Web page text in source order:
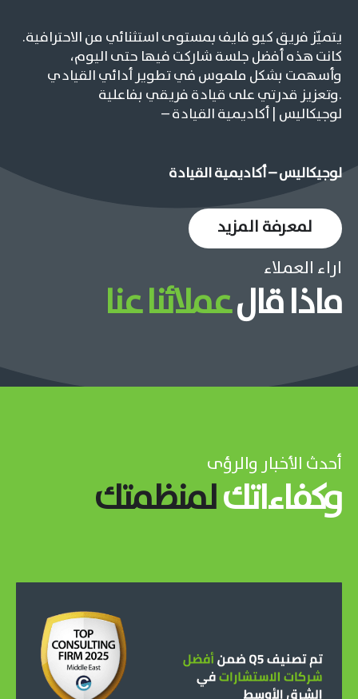
يتميّز فريق كيو فايف بمستوى استثنائي من الاحترافية.
كانت هذه أفضل جلسة شاركت فيها حتى اليوم،
وأسهمت بشكل ملموس في تطوير أدائي القيادي
وتعزيز قدرتي على قيادة فريقي بفاعلية.
– لوجيكاليس | أكاديمية القيادة
لوجيكاليس – أكاديمية القيادة
لمعرفة المزيد
اراء العملاء
ماذا قالعملائنا عنا
أحدث الأخبار والرؤى
وكفاءاتكلمنظمتك